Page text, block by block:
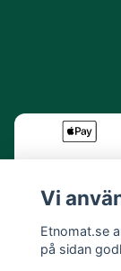
Vi
Etnomat.se
på sidan